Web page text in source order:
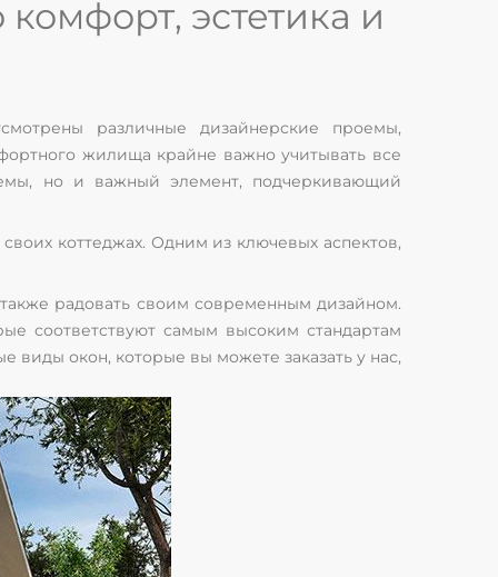
эстетика и
различные дизайнерские проемы,
жилища крайне важно учитывать все
но и важный элемент, подчеркивающий
коттеджах. Одним из ключевых аспектов,
радовать своим современным дизайном.
соответствуют самым высоким стандартам
виды окон, которые вы можете заказать у нас,